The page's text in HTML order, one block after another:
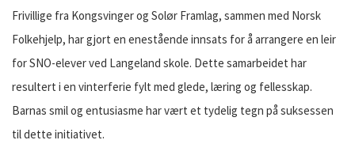
Frivillige fra Kongsvinger og Solør Framlag, sammen med Norsk
Folkehjelp, har gjort en enestående innsats for å arrangere en leir
for SNO-elever ved Langeland skole. Dette samarbeidet har
resultert i en vinterferie fylt med glede, læring og fellesskap.
Barnas smil og entusiasme har vært et tydelig tegn på suksessen
til dette initiativet.